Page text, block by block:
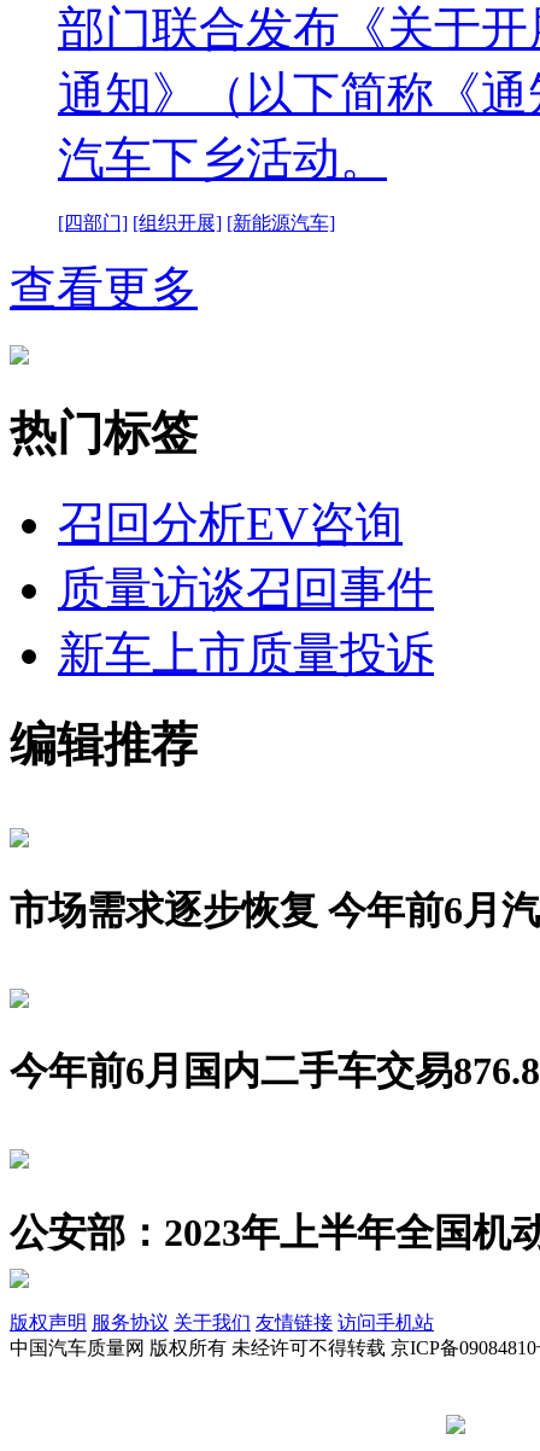
部门联合发布《关于
通知》（以下简称《
汽车下乡活动。
[四部门] [组织开展] [新能源汽车]
查看更多
热门标签
召回分析EV咨询
质量访谈召回事件
新车上市质量投诉
编辑推荐
市场需求逐步恢复 今年前6月
今年前6月国内二手车交易
公安部：2023年上半年全国机
版权声明 服务协议 关于我们 友情链接 访问手机站
中国汽车质量网 版权所有 未经许可不得转载 京ICP备09084810